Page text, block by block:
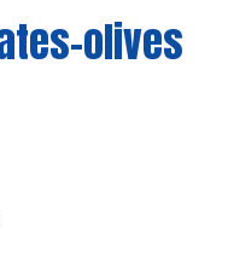
olives